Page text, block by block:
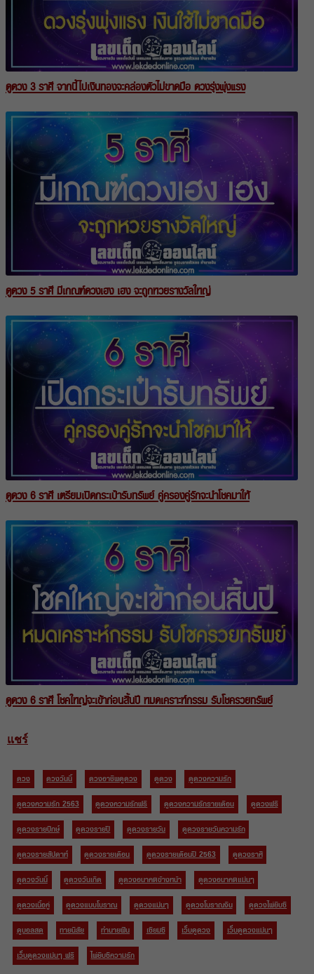
ดูดวง 3 ราศี จากนี้ไปเงินทองจะคล่องตัวไม่ขาดมือ ดวงรุ่งพุ่งแรง
ดูดวง 5 ราศี มีเกณฑ์ดวงเฮง เฮง จะถูกหวยรางวัลใหญ่
ดูดวง 6 ราศี เตรียมเปิดกระเป๋ารับทรัพย์ คู่ครองคู่รักจะนำโชคมาให้
ดูดวง 6 ราศี โชคใหญ่จะเข้าก่อนสิ้นปี หมดเคราะห์กรรม รับโชครวยทรัพย์
แชร์
ดวง ดวงวันนี้ ดวงอาชีพดูดวง ดูดวง
ดูดวงความรัก
ดูดวงความรัก 2563
ดูดวงความรักฟรี ดูดวงความรักรายเดือน
ดูดวงฟรี
ดูดวงรายปักษ์
ดูดวงรายปี ดูดวงรายวัน
ดูดวงรายวันความรัก
ดูดวงรายสัปดาห์
ดูดวงรายเดือน ดูดวงรายเดือนปี 2563
ดูดวงราศี
ดูดวงวันนี้
ดูดวงวันเกิด ดูดวงอนาคตข้างหน้า
ดูดวงอนาคตแม่นๆ
ดูดวงเนื้อคู่
ดูดวงแบบโบราณ ดูดวงแม่นๆ ดูดวงโบราณจีน
ดูดวงไพ่ยิบซี
ดูบอลสด
ทายนิสัย ทำนายฝัน เซียมซี เว็บดูดวง
เว็บดูดวงแม่นๆ
เว็บดูดวงแม่นๆ ฟรี
ไพ่ยิบซีความรัก